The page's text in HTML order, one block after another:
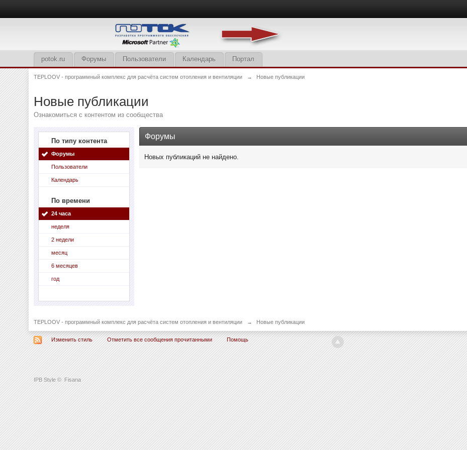
IPB Style © Fisana
potok.ru Форумы Пользователи Календарь Портал
TEPLOOV - программный комплекс для расчёта систем отопления и вентиляции → Новые публикации
Новые публикации
Ознакомиться с контентом из сообщества
По типу контента
Форумы
Пользователи
Календарь
По времени
24 часа
неделя
2 недели
месяц
6 месяцев
год
Форумы
Новых публикаций не найдено.
TEPLOOV - программный комплекс для расчёта систем отопления и вентиляции → Новые публикации
Изменить стиль Отметить все сообщения прочитанными Помощь